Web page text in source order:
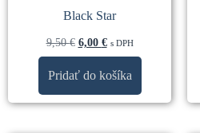
Black Star
9,50€ 6,00 € s DPH
Pridať do košíka